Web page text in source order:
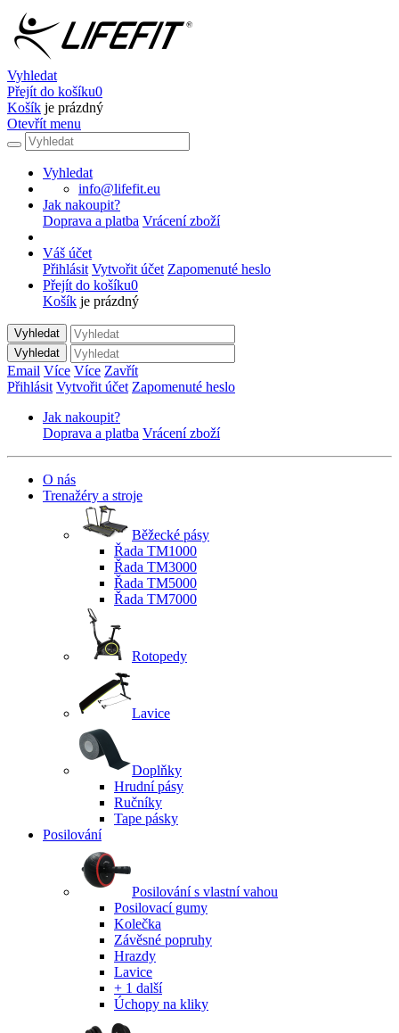
Vyhledat
Přejít do košíku0
Košík je prázdný
Otevřít menu
Vyhledat
info@lifefit.eu
Jak nakoupit?
Doprava a platba Vrácení zboží
Váš účet
Přihlásit Vytvořit účet Zapomenuté heslo
Přejít do košíku0
Košík je prázdný
Vyhledat
Vyhledat
Email Více Více Zavřít
Přihlásit Vytvořit účet Zapomenuté heslo
Jak nakoupit?
Doprava a platba Vrácení zboží
O nás
Trenažéry a stroje
Běžecké pásy
Řada TM1000
Řada TM3000
Řada TM5000
Řada TM7000
Rotopedy
Lavice
Doplňky
Hrudní pásy
Ručníky
Tape pásky
Posilování
Posilování s vlastní vahou
Posilovací gumy
Kolečka
Závěsné popruhy
Hrazdy
Lavice
+ 1 další
Úchopy na kliky